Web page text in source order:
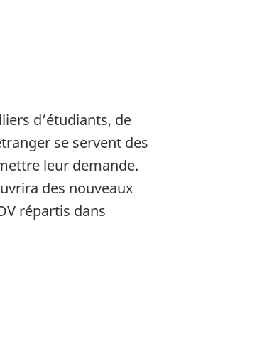
d’étudiants, de
se servent des
leur demande.
des nouveaux
répartis dans